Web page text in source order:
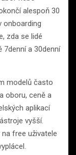
alespoň 30
onboarding
zda se lidé
7denní a 30denní
modelů často
oboru, ceně a
aplikací
vyšší.
free uživatele